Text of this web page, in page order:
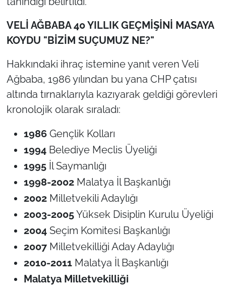
VELİ AĞBABA 40 YILLIK GEÇMİŞİNİ MASAYA
KOYDU "BİZİM SUÇUMUZ NE?"
Hakkındaki ihraç istemine yanıt veren Veli
Ağbaba, 1986 yılından bu yana CHP çatısı
altında tırnaklarıyla kazıyarak geldiği görevleri
kronolojik olarak sıraladı:
1986Gençlik Kolları
1994Belediye Meclis Üyeliği
1995İl Saymanlığı
1998-2002Malatya İl Başkanlığı
2002Milletvekili Adaylığı
2003-2005Yüksek Disiplin Kurulu Üyeliği
2004Seçim Komitesi Başkanlığı
2007Milletvekilliği Aday Adaylığı
2010-2011Malatya İl Başkanlığı
Malatya Milletvekilliği